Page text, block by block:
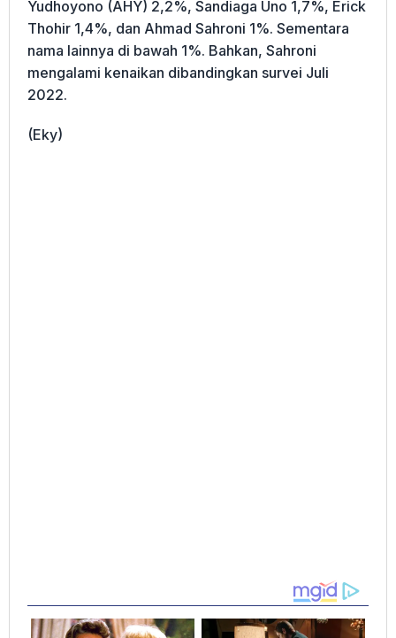
Yudhoyono (AHY) 2,2%, Sandiaga Uno 1,7%, Erick
Thohir 1,4%, dan Ahmad Sahroni 1%. Sementara
nama lainnya di bawah 1%. Bahkan, Sahroni
mengalami kenaikan dibandingkan survei Juli
2022.
(Eky)